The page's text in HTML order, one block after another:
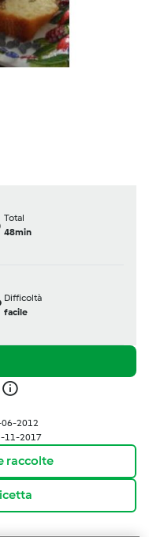
Total
48min
Difficoltà
facile
06-2012
11-2017
raccolte